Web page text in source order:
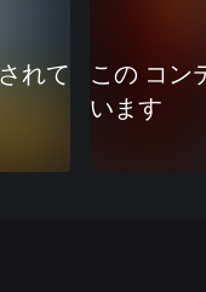
れて
この コン
います